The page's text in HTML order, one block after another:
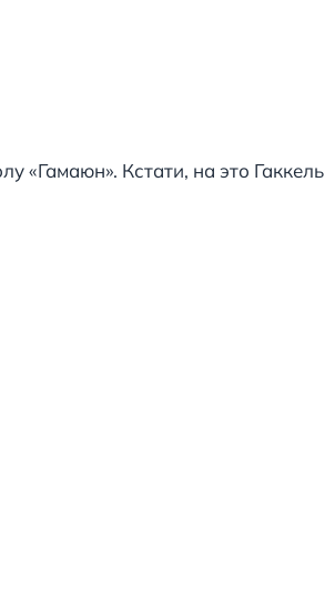
«Гамаюн». Кстати, на это Гаккель